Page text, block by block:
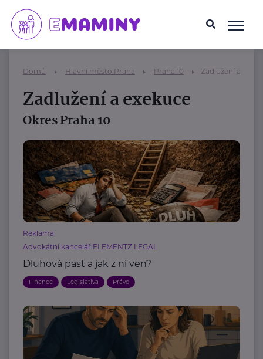
Domů Hlavní město Praha Praha 10 Zadlužení a
Zadlužení a exekuce
Okres Praha 10
Reklama
Advokátní kancelář ELEMENTZ LEGAL
Dluhová past a jak z ní ven?
Finance Legislativa Právo